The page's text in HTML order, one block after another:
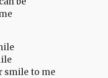
smile to me